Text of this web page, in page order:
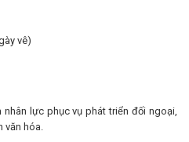
vê)
lực phục vụ phát triển đối ngoại,
văn hóa.